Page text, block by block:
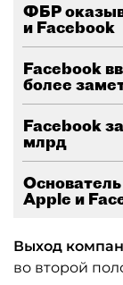
ФБР
и Facebook
Facebook
более
Facebook
млрд
Apple и
Выход
во второй